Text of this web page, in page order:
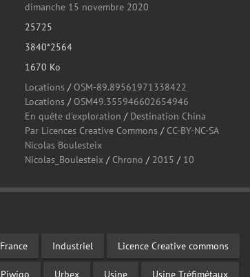
dimanche 15 novembre 2020
25725
3840*2564
1670 Ko
Locations / OSM-89.89561971338422
Locations / OSM49.355946602654946
En quête d'exploration / Destination China
Par Licences Creative Commons / CC-BY-NC-SA
Nicolas Boulesteix
Nicolas_Boulesteix / Chrono / 2015 / 10
France Industriel Licence Creative commons
Piwigo Urbex Usine Usine Tréfimétaux